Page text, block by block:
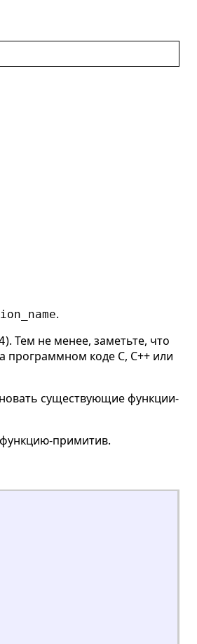
.
). Тем не менее, заметьте, что
коде C, C++ или
существующие функции-
примитив.